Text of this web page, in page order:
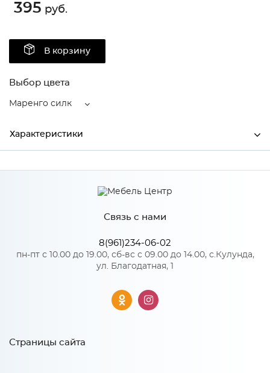
395 руб.
В корзину
Выбор цвета
Маренго силк
Характеристики
Производитель Сурская мебель
Маренго силк
Количество упаковок: 1
Связь с нами
8(961)234-06-02
пн-пт с 10.00 до 19.00, сб-вс с 09.00 до 14.00, с.Кулунда,
ул. Благодатная, 1
Страницы сайта